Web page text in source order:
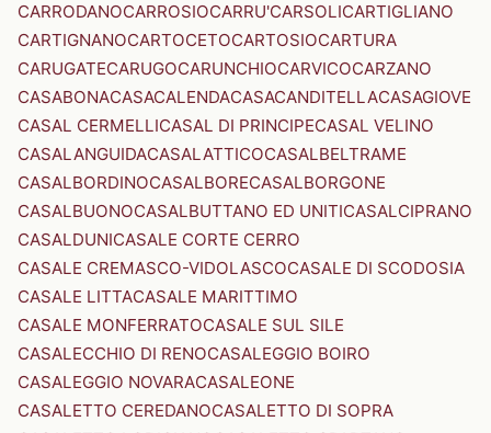
CARRODANOCARROSIOCARRU'CARSOLICARTIGLIANO
CARTIGNANOCARTOCETOCARTOSIOCARTURA
CARUGATECARUGOCARUNCHIOCARVICOCARZANO
CASABONACASACALENDACASACANDITELLACASAGIOVE
CASAL CERMELLICASAL DI PRINCIPECASAL VELINO
CASALANGUIDACASALATTICOCASALBELTRAME
CASALBORDINOCASALBORECASALBORGONE
CASALBUONOCASALBUTTANO ED UNITICASALCIPRANO
CASALDUNICASALE CORTE CERRO
CASALE CREMASCO-VIDOLASCOCASALE DI SCODOSIA
CASALE LITTACASALE MARITTIMO
CASALE MONFERRATOCASALE SUL SILE
CASALECCHIO DI RENOCASALEGGIO BOIRO
CASALEGGIO NOVARACASALEONE
CASALETTO CEREDANOCASALETTO DI SOPRA